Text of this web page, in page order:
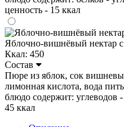
ценность - 15 ккал
Яблочно-вишнёвый нектар
Ккал: 450
Состав
Пюре из яблок, сок
лимонная кислота, вода
блюдо содержит: углеводов
45 ккал